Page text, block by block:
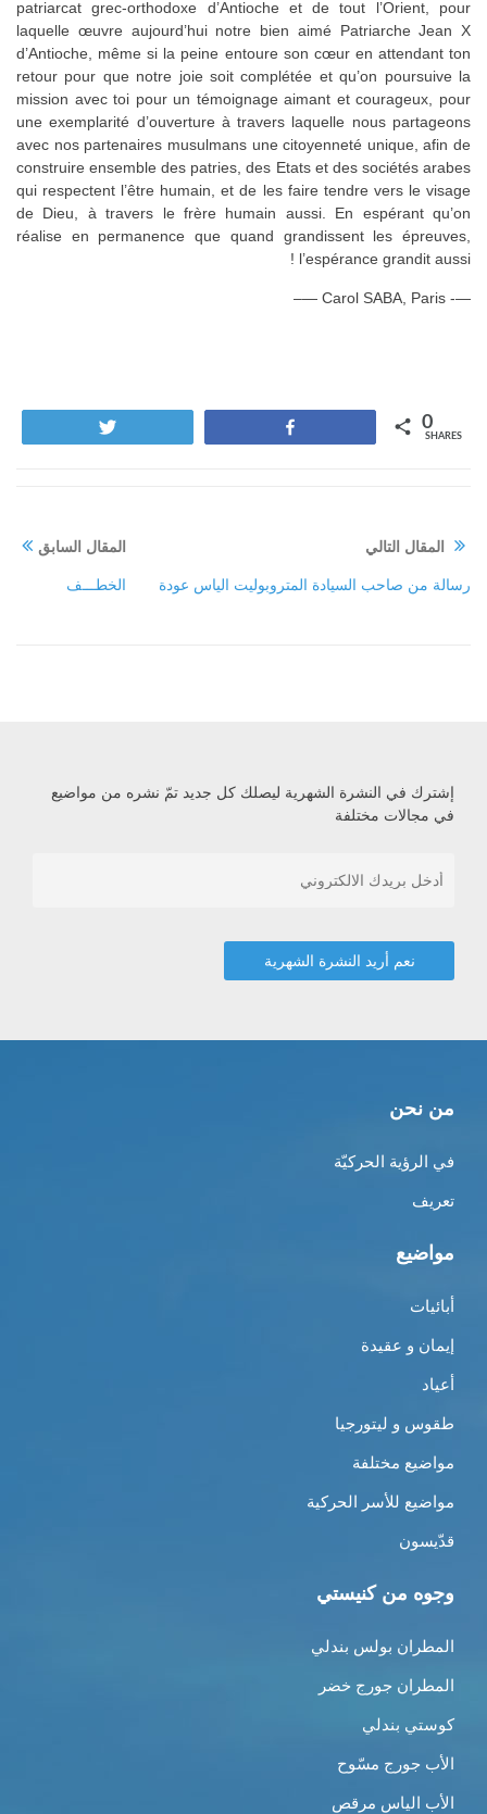
patriarcat grec-orthodoxe d’Antioche et de tout l’Orient, pour
laquelle œuvre aujourd’hui notre bien aimé Patriarche Jean X
d’Antioche, même si la peine entoure son cœur en attendant ton
retour pour que notre joie soit complétée et qu’on poursuive la
mission avec toi pour un témoignage aimant et courageux, pour
une exemplarité d’ouverture à travers laquelle nous partageons
avec nos partenaires musulmans une citoyenneté unique, afin de
construire ensemble des patries, des Etats et des sociétés arabes
qui respectent l’être humain, et de les faire tendre vers le visage
de Dieu, à travers le frère humain aussi. En espérant qu’on
réalise en permanence que quand grandissent les épreuves,
l’espérance grandit aussi !
—- Carol SABA, Paris —–
0
SHARES
المقال السابق
الخطـــف
المقال التالي
رسالة من صاحب السيادة المتروبوليت الياس عودة‏
إشترك في النشرة الشهرية ليصلك كل جديد تمّ نشره من مواضيع
في مجالات مختلفة
من نحن
في الرؤية الحركيّة
تعريف
مواضيع
أبائيات
إيمان و عقيدة
أعياد
طقوس و ليتورجيا
مواضيع مختلفة
مواضيع للأسر الحركية
قدّيسون
وجوه من كنيستي
المطران بولس بندلي
المطران جورج خضر
كوستي بندلي
الأب جورج مسّوح
الأب الياس مرقص